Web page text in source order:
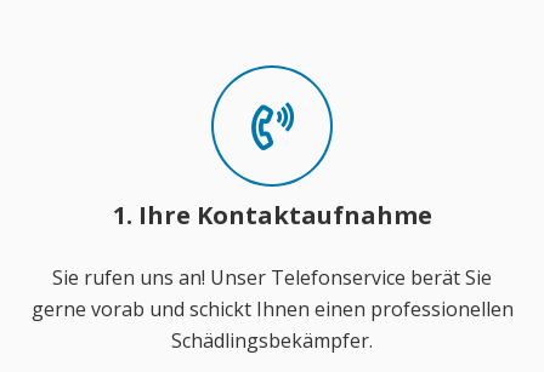
1. Ihre Kontaktaufnahme
Sie rufen uns an! Unser Telefonservice berät Sie
gerne vorab und schickt Ihnen einen professionellen
Schädlingsbekämpfer.